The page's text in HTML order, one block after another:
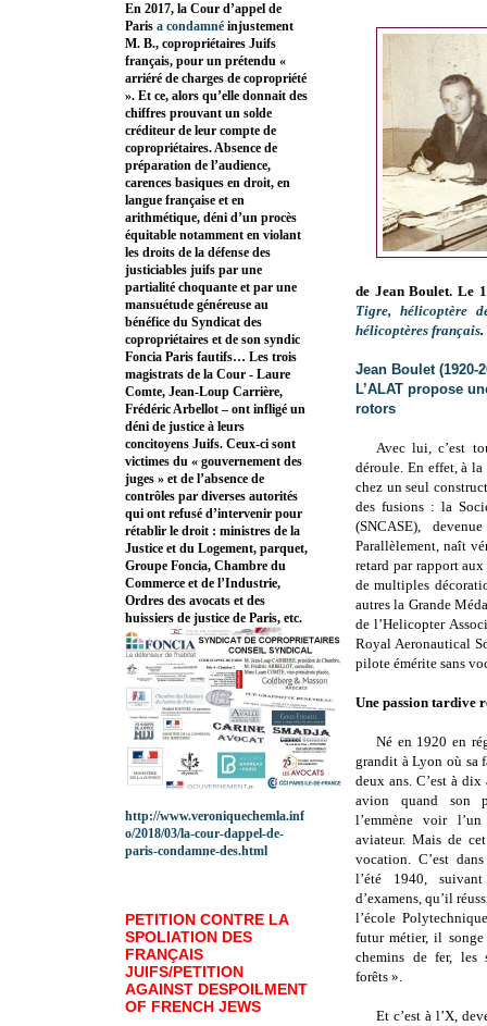
de Jean Boulet. Le
Tigre, hélicoptère
hélicoptères français.
Jean Boulet (1920-
L’ALAT propose
rotors
Avec lui, c’est
déroule. En effet, à
chez un seul
des fusions : la
(SNCASE),
Parallèlement, naît
retard par rapport
de multiples
autres la Grande
de l’Helicopter
Royal Aeronautical
pilote émérite sans
Une passion tardive
Né en 1920 en
grandit à Lyon où sa
deux ans. C’est à
avion quand son
l’emmène voir
aviateur. Mais de
vocation. C’est
l’été 1940,
d’examens, qu’il
l’école
futur métier, il songe
chemins de fer, les
forêts ».
Et c’est à l’X,
En 2017, la Cour d’appel de
Paris a condamné injustement
M. B., copropriétaires Juifs
français, pour un prétendu «
arriéré de charges de copropriété
». Et ce, alors qu’elle donnait des
chiffres prouvant un solde
créditeur de leur compte de
copropriétaires. Absence de
préparation de l’audience,
carences basiques en droit, en
langue française et en
arithmétique, déni d’un procès
équitable notamment en violant
les droits de la défense des
justiciables juifs par une
partialité choquante et par une
mansuétude généreuse au
bénéfice du Syndicat des
copropriétaires et de son syndic
Foncia Paris fautifs… Les trois
magistrats de la Cour - Laure
Comte, Jean-Loup Carrière,
Frédéric Arbellot – ont infligé un
déni de justice à leurs
concitoyens Juifs. Ceux-ci sont
victimes du « gouvernement des
juges » et de l’absence de
contrôles par diverses autorités
qui ont refusé d’intervenir pour
rétablir le droit : ministres de la
Justice et du Logement, parquet,
Groupe Foncia, Chambre du
Commerce et de l’Industrie,
Ordres des avocats et des
huissiers de justice de Paris, etc.
http://www.veroniquechemla.inf
o/2018/03/la-cour-dappel-de-
paris-condamne-des.html
PETITION CONTRE LA
SPOLIATION DES
FRANÇAIS
JUIFS/PETITION
AGAINST DESPOILMENT
OF FRENCH JEWS